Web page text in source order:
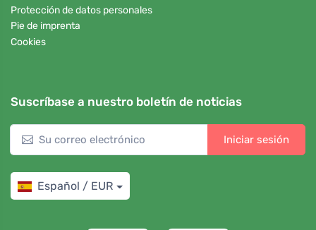
Protección de datos personales
Pie de imprenta
Cookies
Suscríbase a nuestro boletín de noticias
Iniciar sesión
Español / EUR